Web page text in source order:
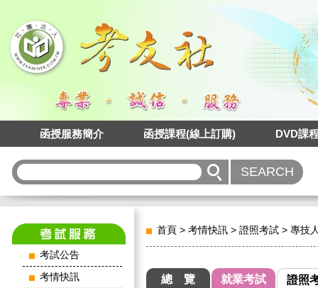
函授服務簡介 函授課程(線上訂購) DVD課
考試公告
考情快訊
首頁 > 考情快訊 > 證照考試 > 專技
總 覽 就業考試 證照